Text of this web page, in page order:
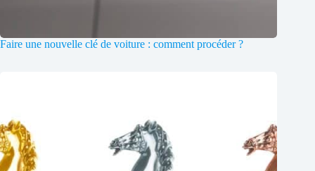
Faire une nouvelle clé de voiture : comment procéder ?